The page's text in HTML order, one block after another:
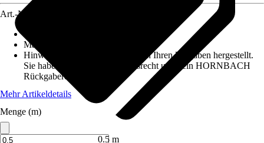
Art.-Nr.
Material
Hinweis: Dieser Artikel wird nach Ihren Vorgaben hergestellt.
Sie haben daher kein Widerrufsrecht und kein HORNBACH
Rückgaberecht.
Mehr Artikeldetails
Menge (m)
0.5 m